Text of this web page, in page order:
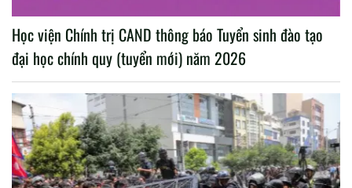
Học viện Chính trị CAND thông báo Tuyển sinh đào tạo
đại học chính quy (tuyển mới) năm 2026